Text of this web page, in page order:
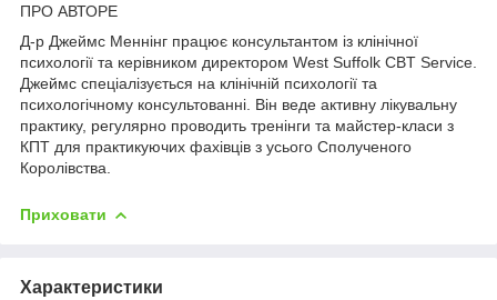
ПРО АВТОРЕ
Д-р Джеймс Меннінг працює консультантом із клінічної
психології та керівником директором West Suffolk CBT Service.
Джеймс спеціалізується на клінічній психології та
психологічному консультованні. Він веде активну лікувальну
практику, регулярно проводить тренінги та майстер-класи з
КПТ для практикуючих фахівців з усього Сполученого
Королівства.
Приховати
Характеристики